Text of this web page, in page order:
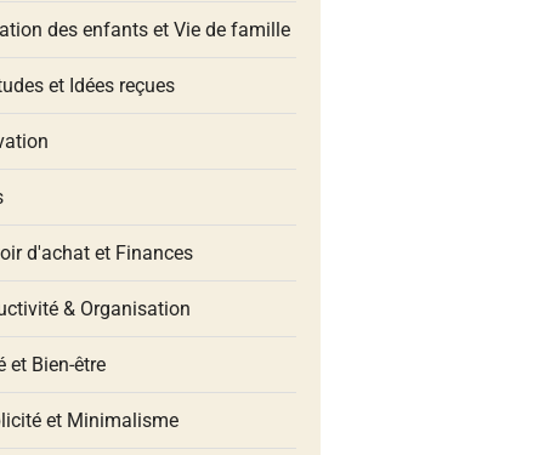
des enfants et Vie de famille
et Idées reçues
d'achat et Finances
& Organisation
et Bien-être
et Minimalisme